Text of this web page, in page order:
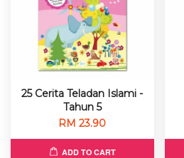
25 Cerita Teladan Islami -
Tahun 5
RM 23.90
ADD TO CART